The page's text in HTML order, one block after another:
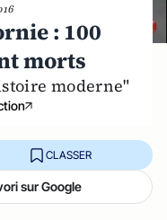
: 100
morts
moderne"
CLASSER
sur Google